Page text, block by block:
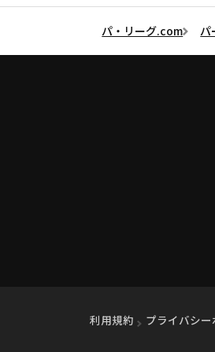
パ・リーグ.com パ
利用規約 プライバシー